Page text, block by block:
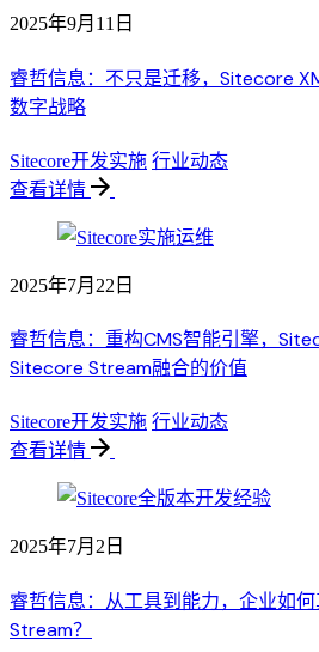
2025年9月11日
睿哲信息：不只是迁移，Sitecore
数字战略
Sitecore开发实施 行业动态
查看详情
2025年7月22日
睿哲信息：重构CMS智能引擎，
Sitecore Stream融合的价值
Sitecore开发实施 行业动态
查看详情
2025年7月2日
睿哲信息：从工具到能力，企业如
Stream？